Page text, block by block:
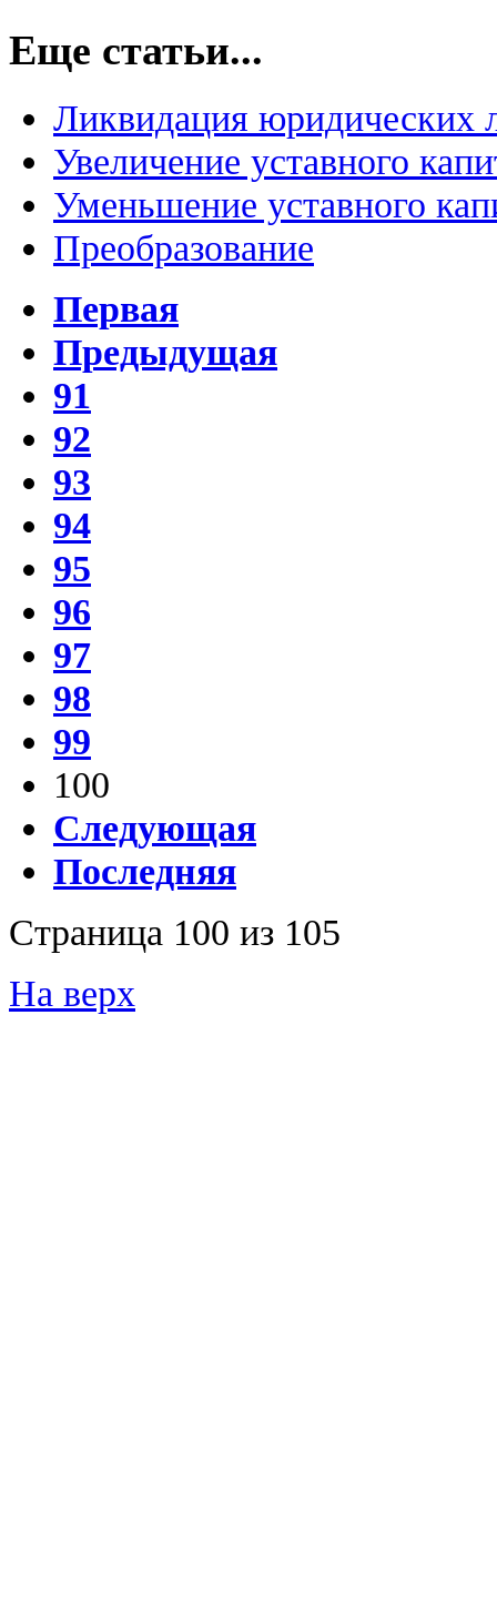
Еще статьи...
Ликвидация юридических
Увеличение уставного
Уменьшение уставного
Преобразование
Первая
Предыдущая
91
92
93
94
95
96
97
98
99
100
Следующая
Последняя
Страница 100 из 105
На верх